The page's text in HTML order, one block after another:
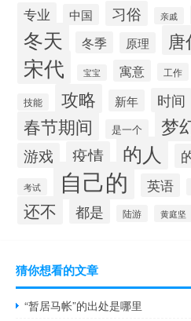
专业 中国 习俗 亲戚
冬天 冬季 原理 唐
宋代 宝宝 寓意 工作
技能 攻略 新年 时间
春节期间 是一个 梦
游戏 疫情 的人
考试 自己的 英语
还不 都是 陆游 黄庭坚
猜你想看的文章
“暂居马帐”的出处是哪里